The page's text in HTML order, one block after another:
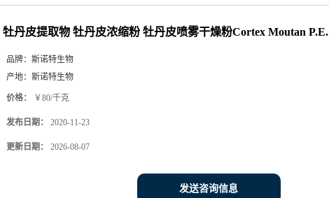
牡丹皮提取物 牡丹皮浓缩粉 牡丹皮喷雾干燥粉Cortex Moutan P.E.
品牌： 斯诺特生物
产地： 斯诺特生物
价格： ￥80/千克
发布日期： 2020-11-23
更新日期： 2026-08-07
发送咨询信息